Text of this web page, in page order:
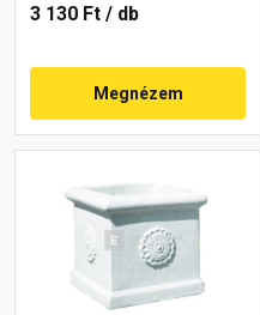
3 130 Ft / db
Megnézem